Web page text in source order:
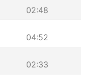
02:48
04:52
02:33